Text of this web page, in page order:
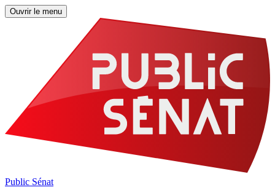
Ouvrir le menu
Public Sénat